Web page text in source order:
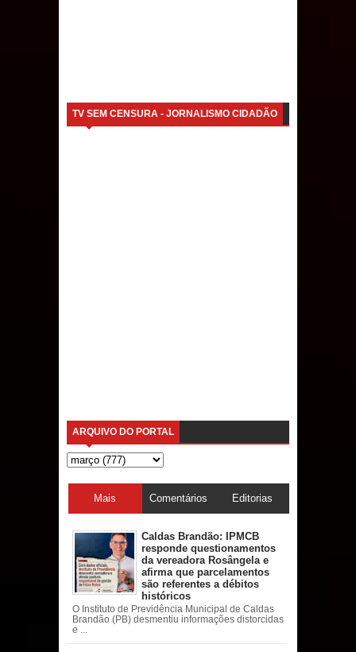
TV SEM CENSURA - JORNALISMO CIDADÃO
ARQUIVO DO PORTAL
Mais
acessadas
Comentários Editorias
Caldas Brandão: IPMCB
responde questionamentos
da vereadora Rosângela e
afirma que parcelamentos
são referentes a débitos
históricos
O Instituto de Previdência Municipal de Caldas
Brandão (PB) desmentiu informações distorcidas
e ...